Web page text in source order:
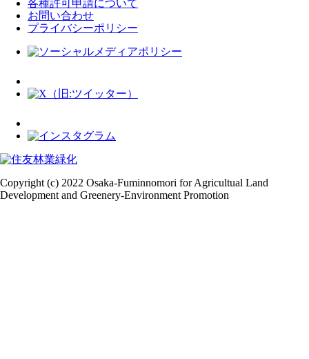
各種許可申請について
お問い合わせ
プライバシーポリシー
Copyright (c) 2022 Osaka-Fuminnomori for Agricultual Land
Development and Greenery-Environment Promotion